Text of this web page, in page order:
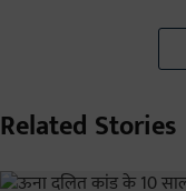
Related Stories